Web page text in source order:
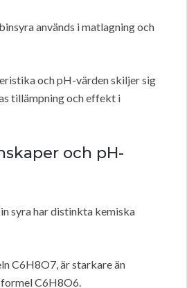
används i matlagning och
och pH-värden skiljer sig
tillämpning och effekt i
och pH-
syra har distinkta kemiska
C6H8O7, är starkare än
C6H8O6.